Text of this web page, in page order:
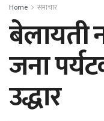
Home समाचार
बेलायती
जना
उद्धार